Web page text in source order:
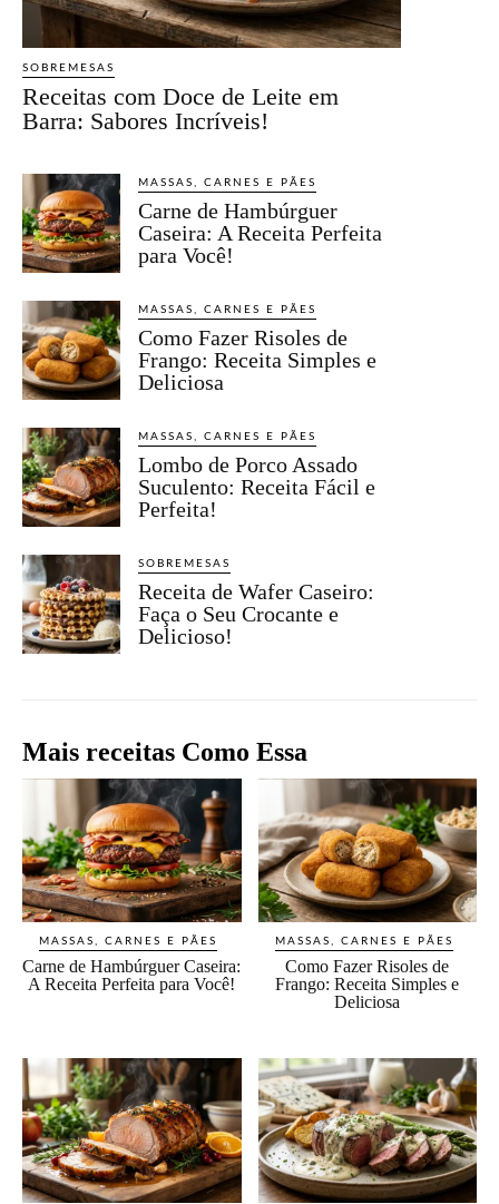
SOBREMESAS
Receitas com Doce de Leite em
Barra: Sabores Incríveis!
MASSAS, CARNES E PÃES
Carne de Hambúrguer
Caseira: A Receita Perfeita
para Você!
MASSAS, CARNES E PÃES
Como Fazer Risoles de
Frango: Receita Simples e
Deliciosa
MASSAS, CARNES E PÃES
Lombo de Porco Assado
Suculento: Receita Fácil e
Perfeita!
SOBREMESAS
Receita de Wafer Caseiro:
Faça o Seu Crocante e
Delicioso!
Mais receitas Como Essa
MASSAS, CARNES E PÃES
Carne de Hambúrguer Caseira:
A Receita Perfeita para Você!
MASSAS, CARNES E PÃES
Como Fazer Risoles de
Frango: Receita Simples e
Deliciosa